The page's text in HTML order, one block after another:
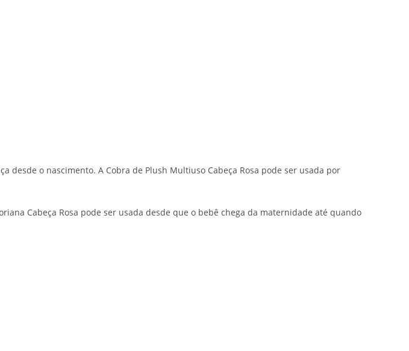
desde o nascimento. A Cobra de Plush Multiuso Cabeça Rosa pode ser usada por
Cabeça Rosa pode ser usada desde que o bebê chega da maternidade até quando